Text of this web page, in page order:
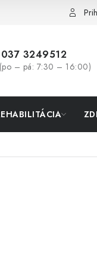
037 3249512
(po – pá: 7:30 – 16:00)